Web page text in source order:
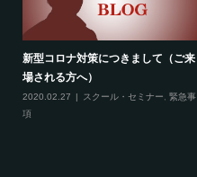
新型コロナ対策につきまして（ご来
場される方へ）
2020.02.27 スクール・セミナー
緊急事
項